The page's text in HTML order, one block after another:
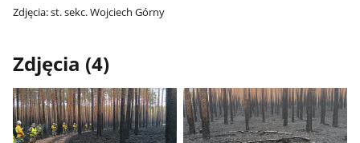
Zdjęcia: st. sekc. Wojciech Górny
Zdjęcia (4)